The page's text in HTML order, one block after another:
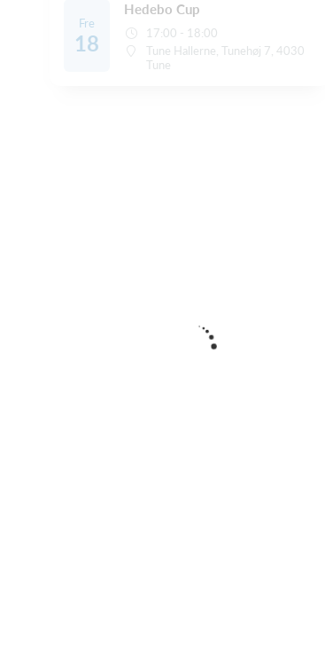
Fre
18
Hedebo Cup
17:00 - 18:00
Tune Hallerne, Tunehøj 7, 4030
Tune